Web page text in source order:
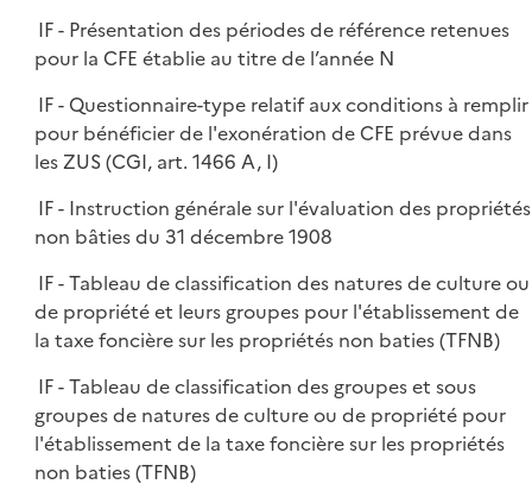
IF - Présentation des périodes de référence retenues
pour la CFE établie au titre de l’année N
IF - Questionnaire-type relatif aux conditions à remplir
pour bénéficier de l'exonération de CFE prévue dans
les ZUS (CGI, art. 1466 A, I)
IF - Instruction générale sur l'évaluation des propriétés
non bâties du 31 décembre 1908
IF - Tableau de classification des natures de culture ou
de propriété et leurs groupes pour l'établissement de
la taxe foncière sur les propriétés non baties (TFNB)
IF - Tableau de classification des groupes et sous
groupes de natures de culture ou de propriété pour
l'établissement de la taxe foncière sur les propriétés
non baties (TFNB)